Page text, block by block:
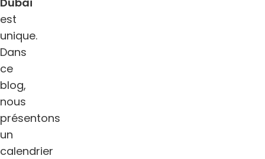
est
unique.
Dans
ce
blog,
nous
présentons
un
calendrier